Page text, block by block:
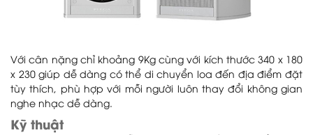
Với cân nặng chỉ khoảng 9Kg cùng với kích thước 340 x 180
x 230 giúp dễ dàng có thể di chuyển loa đến địa điểm đặt
tùy thích, phù hợp với mỗi người luôn thay đổi không gian
nghe nhạc dễ dàng.
Kỹ thuật